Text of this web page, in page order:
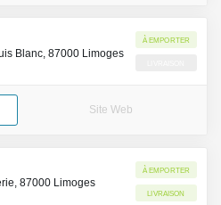
Blanc, 87000 Limoges
À emporter
Site Web
87000 Limoges
À emporter
Livraison